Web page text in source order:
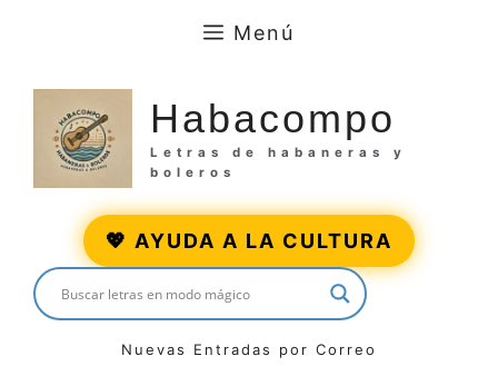
contenido
Menú
Habacompo
Letras de habaneras y
boleros
💖 AYUDA A LA CULTURA
Nuevas Entradas por Correo